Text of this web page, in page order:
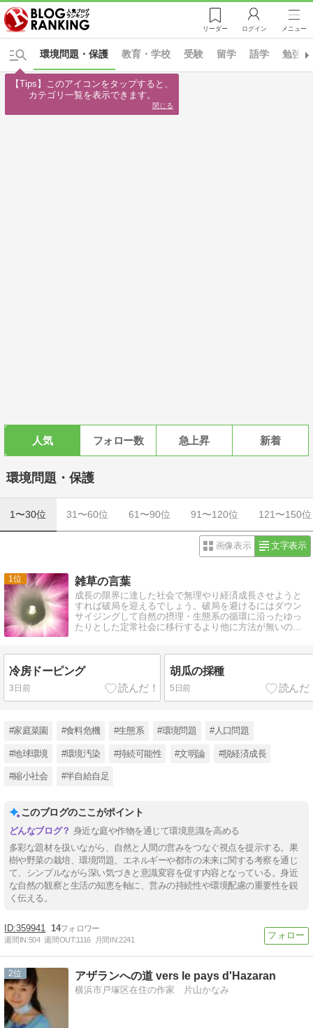
リーダー ログイン メニュー
教育・学校 受験 留学 語学 勉強法
環境問題・保護
人気 フォロー数 急上昇 新着
環境問題・保護
1〜30位 31〜60位 61〜90位 91〜120位 121〜150位
画像表示 文字表示
1 雑草の言葉
成長の限界に達した社会で無理やり経済成長させようと
すれば破局を迎えるでしょう。破局を避けるにはダウン
サイジングして自然の摂理・生態系の循環に沿ったゆっ
たりとした定常社会に移行するより他に方法が無いので
冷房ドーピング
3日前
胡瓜の採種
5日前
#家庭菜園 #食料危機 #生態系 #環境問題 #人口問題
#地球環境 #環境汚染 #持続可能性 #文明論 #脱経済成長
#縮小社会 #半自給自足
このブログのここがポイント
身近な庭や作物を通じて環境意識を高める
多彩な題材を扱いながら、自然と人間の営みをつなぐ視点を提示する。果
樹や野菜の栽培、環境問題、エネルギーや都市の未来に関する考察を通じ
て、シンプルながら深い気づきと意識変容を促す内容となっている。身近
な自然の観察と生活の知恵を軸に、営みの持続性や環境配慮の重要性を鋭
く伝える。
359941 14
週間IN:504 週間OUT:1116 月間IN:2241
2 アザランへの道 vers le pays d'Hazaran
横浜市戸塚区在住の作家 片山かなみ
【Tips】このアイコンをタップすると、
カテゴリ一覧を表示できます。
閉じる